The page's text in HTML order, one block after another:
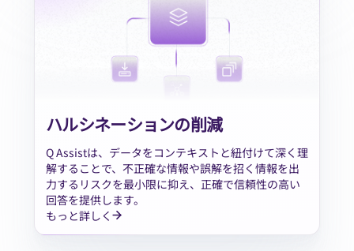
ハルシネーションの削減
Q Assistは、データをコンテキストと紐付けて深く理
解することで、不正確な情報や誤解を招く情報を出
力するリスクを最小限に抑え、正確で信頼性の高い
回答を提供します。
もっと詳しく